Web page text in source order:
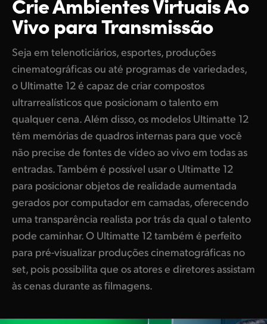
Vivo para Transmissão
Seja em telenoticiários, esportes, produções
cinematográficas ou até programas de variedades,
o Ultimatte 12 é capaz de criar compostos
ultrarrealísticos que posicionam o talento em
qualquer cena. Além disso, os modelos Ultimatte 12
têm memórias de quadros internas para que você
não precise de fontes de vídeo ao vivo em todas as
entradas. Também é possível usar o Ultimatte 12
para posicionar objetos de realidade aumentada
gerados por computador em camadas, oferecendo
uma transparência realista por trás da qual o talento
pode caminhar. O Ultimatte 12 também é perfeito
para pré-visualizar produções cinematográficas no
set, pois possibilita que os atores e diretores assistam
às cenas durante as filmagens.